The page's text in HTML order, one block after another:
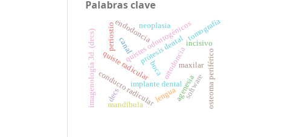
Palabras clave
agenesia
ortodoncia
implante dental
prótesis dentalincisivo
conducto radicular
quiste radicular
quistes odontogénicos
endodoncia
imagenología 3d. (decs) maxilar
canal
tomografía
osteoma periférico
neoplasia
mandíbula
periostio
software
boca
lengua
decs